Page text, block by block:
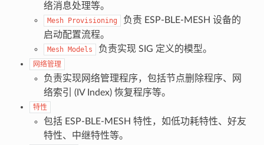
络消息处理等。
Mesh Provisioning
负责 ESP-BLE-MESH 设备的
启动配置流程。
Mesh Models 负责实现 SIG 定义的模型。
网络管理
负责实现网络管理程序，包括节点删除程序、网
络索引 (IV Index) 恢复程序等。
特性
包括 ESP-BLE-MESH 特性，如低功耗特性、好友
特性、中继特性等。